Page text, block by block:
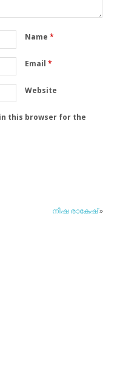
Name *
Email *
Website
this browser for the
നിഷ രാകേഷ്»